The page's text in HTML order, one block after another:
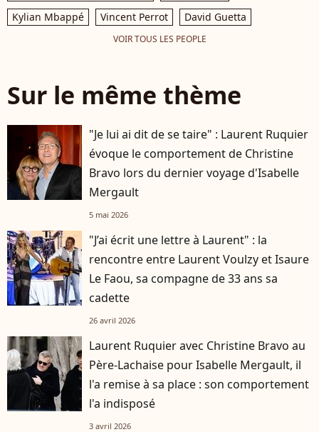
Kylian Mbappé
Vincent Perrot David Guetta
VOIR TOUS LES PEOPLE
Sur le même thème
"Je lui ai dit de se taire" : Laurent Ruquier
évoque le comportement de Christine
Bravo lors du dernier voyage d'Isabelle
Mergault
5 mai 2026
"J’ai écrit une lettre à Laurent" : la
rencontre entre Laurent Voulzy et Isaure
Le Faou, sa compagne de 33 ans sa
cadette
26 avril 2026
Laurent Ruquier avec Christine Bravo au
Père-Lachaise pour Isabelle Mergault, il
l'a remise à sa place : son comportement
l'a indisposé
3 avril 2026